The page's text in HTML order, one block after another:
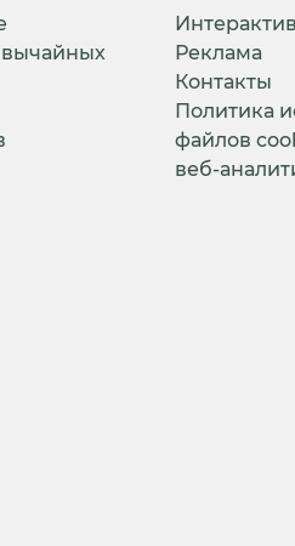
Реклама
Контакты
Политика
файлов
веб-